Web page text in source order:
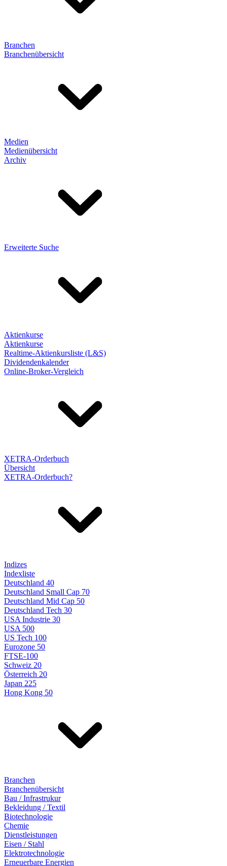
Branchen
Branchenübersicht
Medien
Medienübersicht
Archiv
Erweiterte Suche
Aktienkurse
Aktienkurse
Realtime-Aktienkursliste (L&S)
Dividendenkalender
Online-Broker-Vergleich
XETRA-Orderbuch
Übersicht
XETRA-Orderbuch?
Indizes
Indexliste
Deutschland 40
Deutschland Small Cap 70
Deutschland Mid Cap 50
Deutschland Tech 30
USA Industrie 30
USA 500
US Tech 100
Eurozone 50
FTSE-100
Schweiz 20
Österreich 20
Japan 225
Hong Kong 50
Branchen
Branchenübersicht
Bau / Infrastrukur
Bekleidung / Textil
Biotechnologie
Chemie
Dienstleistungen
Eisen / Stahl
Elektrotechnologie
Erneuerbare Energien